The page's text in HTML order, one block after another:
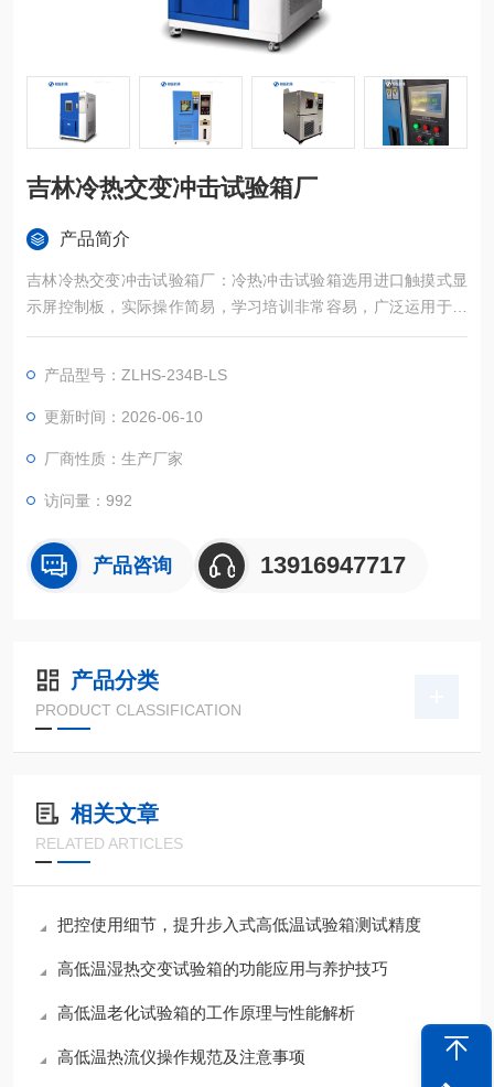
吉林冷热交变冲击试验箱厂
产品简介
吉林冷热交变冲击试验箱厂：冷热冲击试验箱选用进口触摸式显
示屏控制板，实际操作简易，学习培训非常容易，广泛运用于半
导体元器件、电子设备、塑胶五金构件化工原料和别的*用机器设
产品型号：ZLHS-234B-LS
更新时间：2026-06-10
厂商性质：生产厂家
访问量：992
产品咨询 13916947717
产品分类
PRODUCT CLASSIFICATION
相关文章
RELATED ARTICLES
把控使用细节，提升步入式高低温试验箱测试精度
高低温湿热交变试验箱的功能应用与养护技巧
高低温老化试验箱的工作原理与性能解析
高低温热流仪操作规范及注意事项